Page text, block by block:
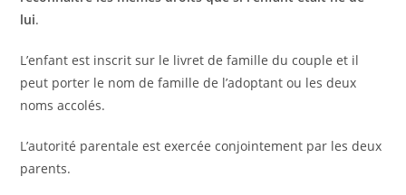
lui.
L’enfant est inscrit sur le livret de famille du couple et il
peut porter le nom de famille de l’adoptant ou les deux
noms accolés.
L’autorité parentale est exercée conjointement par les deux
parents.